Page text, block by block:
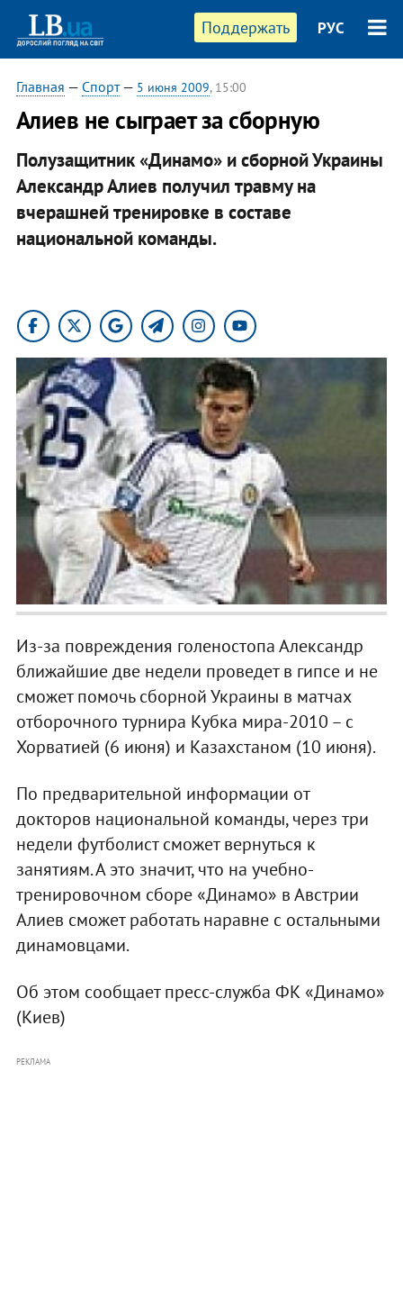
Поддержать РУС
Главная — Спорт— 5 июня 2009, 15:00
Алиев не сыграет за сборную
Полузащитник «Динамо» и сборной Украины
Александр Алиев получил травму на
вчерашней тренировке в составе
национальной команды.
Из-за повреждения голеностопа Александр
ближайшие две недели проведет в гипсе и не
сможет помочь сборной Украины в матчах
отборочного турнира Кубка мира-2010 – с
Хорватией (6 июня) и Казахстаном (10 июня).
По предварительной информации от
докторов национальной команды, через три
недели футболист сможет вернуться к
занятиям. А это значит, что на учебно-
тренировочном сборе «Динамо» в Австрии
Алиев сможет работать наравне с остальными
динамовцами.
Об этом сообщает пресс-служба ФК «Динамо»
(Киев)
РЕКЛАМА